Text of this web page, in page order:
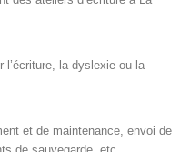
l’écriture, la dyslexie ou la
et de maintenance, envoi de